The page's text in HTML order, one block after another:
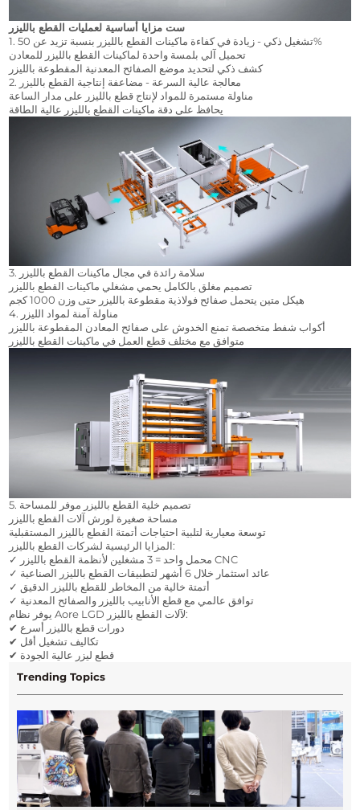
ست مزايا أساسية لعمليات القطع بالليزر
1. تشغيل ذكي - زيادة في كفاءة ماكينات القطع بالليزر بنسبة تزيد عن 50%
تحميل آلي بلمسة واحدة لماكينات القطع بالليزر للمعادن
كشف ذكي لتحديد موضع الصفائح المعدنية المقطوعة بالليزر
2. معالجة عالية السرعة - مضاعفة إنتاجية القطع بالليزر
مناولة مستمرة للمواد لإنتاج قطع بالليزر على مدار الساعة
يحافظ على دقة ماكينات القطع بالليزر عالية الطاقة
3. سلامة رائدة في مجال ماكينات القطع بالليزر
تصميم مغلق بالكامل يحمي مشغلي ماكينات القطع بالليزر
هيكل متين يتحمل صفائح فولاذية مقطوعة بالليزر حتى وزن 1000 كجم
4. مناولة آمنة لمواد الليزر
أكواب شفط متخصصة تمنع الخدوش على صفائح المعادن المقطوعة بالليزر
متوافق مع مختلف قطع العمل في ماكينات القطع بالليزر
5. تصميم خلية القطع بالليزر موفر للمساحة
مساحة صغيرة لورش آلات القطع بالليزر
توسعة معيارية لتلبية احتياجات أتمتة القطع بالليزر المستقبلية
المزايا الرئيسية لشركات القطع بالليزر:
✓ محمل واحد = 3 مشغلين لأنظمة القطع بالليزر CNC
✓ عائد استثمار خلال 6 أشهر لتطبيقات القطع بالليزر الصناعية
✓ أتمتة خالية من المخاطر للقطع بالليزر الدقيق
✓ توافق عالمي مع قطع الأنابيب بالليزر والصفائح المعدنية
يوفر نظام Aore LGD لآلات القطع بالليزر:
✔ دورات قطع بالليزر أسرع
✔ تكاليف تشغيل أقل
✔ قطع ليزر عالية الجودة
Trending Topics